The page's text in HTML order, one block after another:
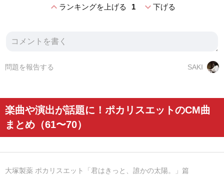
expand_lessランキングを上げる 1 expand_more下げる
SAKI
問題を報告する
楽曲や演出が話題に！ポカリスエットのCM曲
まとめ（61〜70）
大塚製薬 ポカリスエット「君はきっと、誰かの太陽。」篇